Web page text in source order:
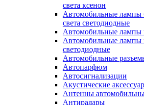
света ксенон
Автомобильные лампы
света светодиодные
Автомобильные лампы
Автомобильные лампы
светодиодные
Автомобильные
Автопарфюм
Автосигнализации
Акустические
Антенны
Антирадары